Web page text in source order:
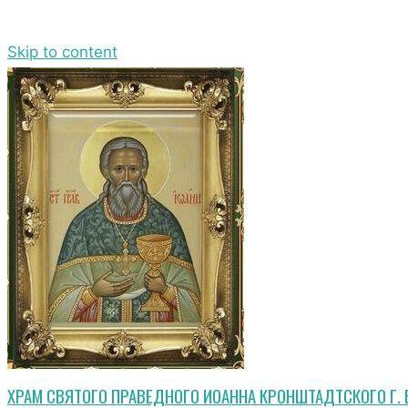
Skip to content
ХРАМ СВЯТОГО ПРАВЕДНОГО ИОАННА КРОНШТАДТСКОГО Г.